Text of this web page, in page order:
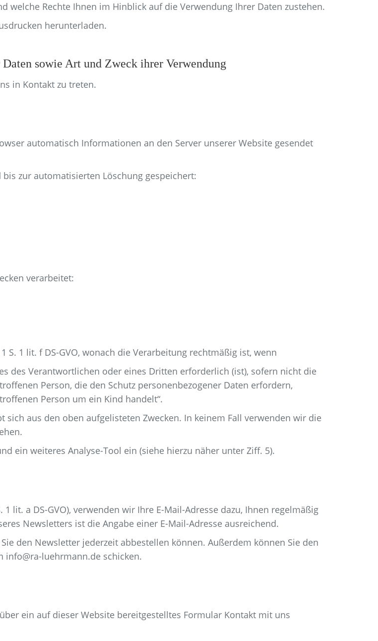
welche Rechte Ihnen im Hinblick auf die Verwendung Ihrer Daten zustehen.
herunterladen.
sowie Art und Zweck ihrer Verwendung
in Kontakt zu treten.
automatisch Informationen an den Server unserer Website gesendet
zur automatisierten Löschung gespeichert:
verarbeitet:
1 lit. f DS-GVO, wonach die Verarbeitung rechtmäßig ist, wenn
des Verantwortlichen oder eines Dritten erforderlich (ist), sofern nicht die
Person, die den Schutz personenbezogener Daten erfordern,
Person um ein Kind handelt“.
aus den oben aufgelisteten Zwecken. In keinem Fall verwenden wir die
ein weiteres Analyse-Tool ein (siehe hierzu näher unter Ziff. 5).
lit. a DS-GVO), verwenden wir Ihre E-Mail-Adresse dazu, Ihnen regelmäßig
Newsletters ist die Angabe einer E-Mail-Adresse ausreichend.
den Newsletter jederzeit abbestellen können. Außerdem können Sie den
info@ra-luehrmann.de schicken.
ein auf dieser Website bereitgestelltes Formular Kontakt mit uns